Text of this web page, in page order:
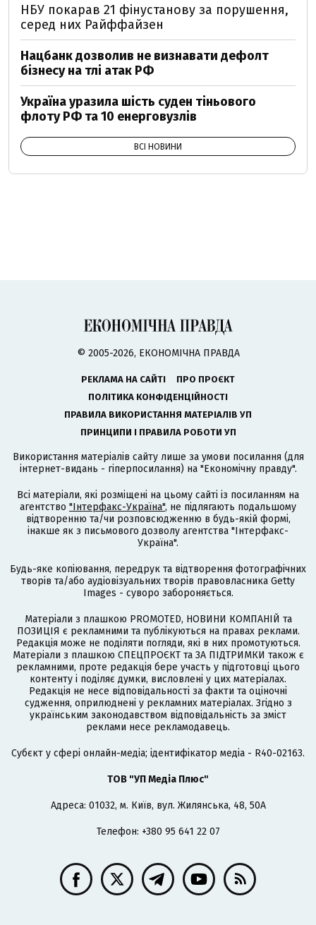
НБУ покарав 21 фінустанову за порушення,
серед них Райффайзен
Нацбанк дозволив не визнавати дефолт
бізнесу на тлі атак РФ
Україна уразила шість суден тіньового
флоту РФ та 10 енерговузлів
ВСІ НОВИНИ
© 2005-2026, ЕКОНОМІЧНА ПРАВДА
РЕКЛАМА НА САЙТІ
ПРО ПРОЄКТ
ПОЛІТИКА КОНФІДЕНЦІЙНОСТІ
ПРАВИЛА ВИКОРИСТАННЯ МАТЕРІАЛІВ УП
ПРИНЦИПИ І ПРАВИЛА РОБОТИ УП
Використання матеріалів сайту лише за умови посилання (для
інтернет-видань - гіперпосилання) на "Економічну правду".
Всі матеріали, які розміщені на цьому сайті із посиланням на
агентство "Інтерфакс-Україна", не підлягають подальшому
відтворенню та/чи розповсюдженню в будь-якій формі,
інакше як з письмового дозволу агентства "Інтерфакс-
Україна".
Будь-яке копіювання, передрук та відтворення фотографічних
творів та/або аудіовізуальних творів правовласника Getty
Images - суворо забороняється.
Матеріали з плашкою PROMOTED, НОВИНИ КОМПАНІЙ та
ПОЗИЦІЯ є рекламними та публікуються на правах реклами.
Редакція може не поділяти погляди, які в них промотуються.
Матеріали з плашкою СПЕЦПРОЄКТ та ЗА ПІДТРИМКИ також є
рекламними, проте редакція бере участь у підготовці цього
контенту і поділяє думки, висловлені у цих матеріалах.
Редакція не несе відповідальності за факти та оціночні
судження, оприлюднені у рекламних матеріалах. Згідно з
українським законодавством відповідальність за зміст
реклами несе рекламодавець.
Cубєкт у сфері онлайн-медіа; ідентифікатор медіа - R40-02163.
ТОВ "УП Медіа Плюс"
Адреса: 01032, м. Київ, вул. Жилянська, 48, 50А
Телефон: +380 95 641 22 07